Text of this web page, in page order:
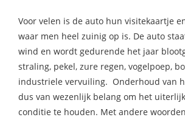
Voor velen is de auto hun visitekaartje
waar men heel zuinig op is. De auto
wind en wordt gedurende het jaar
straling, pekel, zure regen, vogelpoep,
industriele vervuiling. Onderhoud van
dus van wezenlijk belang om het
conditie te houden. Met andere